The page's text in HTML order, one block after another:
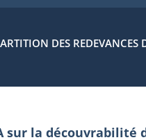
DES
sur la découvrabilité